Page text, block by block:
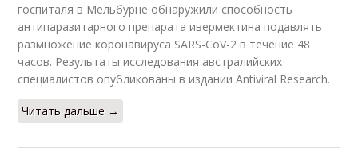
госпиталя в Мельбурне обнаружили способность
антипаразитарного препарата ивермектина подавлять
размножение коронавируса SARS-CoV-2 в течение 48
часов. Результаты исследования австралийских
специалистов опубликованы в издании Antiviral Research.
Читать дальше →